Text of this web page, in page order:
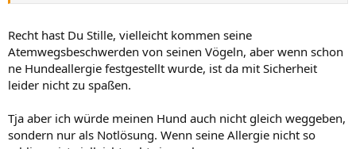
Recht hast Du Stille, vielleicht kommen seine
Atemwegsbeschwerden von seinen Vögeln, aber wenn schon
ne Hundeallergie festgestellt wurde, ist da mit Sicherheit
leider nicht zu spaßen.
Tja aber ich würde meinen Hund auch nicht gleich weggeben,
sondern nur als Notlösung. Wenn seine Allergie nicht so